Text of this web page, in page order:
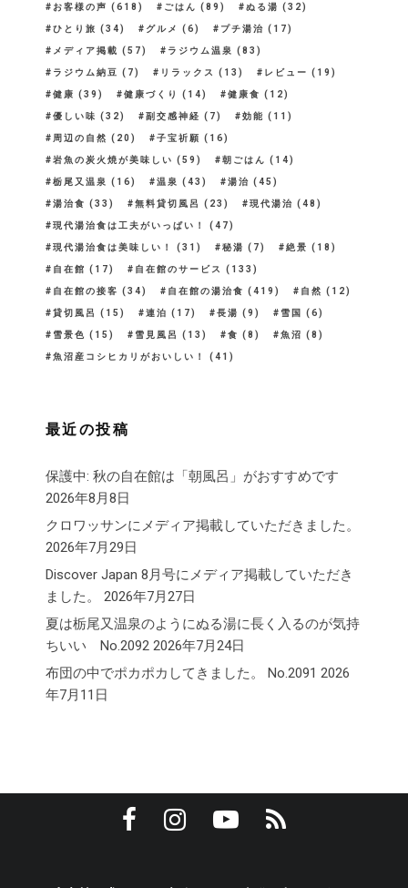
お客様の声 (618) ごはん (89) ぬる湯 (32)
ひとり旅 (34) グルメ (6) プチ湯治 (17)
メディア掲載 (57) ラジウム温泉 (83)
ラジウム納豆 (7) リラックス (13) レビュー (19)
健康 (39) 健康づくり (14) 健康食 (12)
優しい味 (32) 副交感神経 (7) 効能 (11)
周辺の自然 (20) 子宝祈願 (16)
岩魚の炭火焼が美味しい (59) 朝ごはん (14)
栃尾又温泉 (16) 温泉 (43) 湯治 (45)
湯治食 (33) 無料貸切風呂 (23) 現代湯治 (48)
現代湯治食は工夫がいっぱい！ (47)
現代湯治食は美味しい！ (31) 秘湯 (7) 絶景 (18)
自在館 (17) 自在館のサービス (133)
自在館の接客 (34) 自在館の湯治食 (419) 自然 (12)
貸切風呂 (15) 連泊 (17) 長湯 (9) 雪国 (6)
雪景色 (15) 雪見風呂 (13) 食 (8) 魚沼 (8)
魚沼産コシヒカリがおいしい！ (41)
最近の投稿
保護中: 秋の自在館は「朝風呂」がおすすめです
2026年8月8日
クロワッサンにメディア掲載していただきました。
2026年7月29日
Discover Japan 8月号にメディア掲載していただき
ました。
2026年7月27日
夏は栃尾又温泉のようにぬる湯に長く入るのが気持
ちいい No.2092 2026年7月24日
布団の中でポカポカしてきました。 No.2091 2026
年7月11日